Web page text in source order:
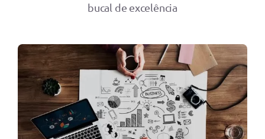
bucal de excelência